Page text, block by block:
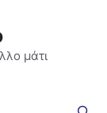
μάτι